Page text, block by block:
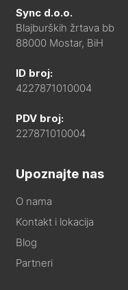
Sync d.o.o.
Blajburških žrtava bb
88000 Mostar, BiH
ID broj:
4227871010004
PDV broj:
227871010004
Upoznajte nas
O nama
Kontakt i lokacija
Blog
Partneri